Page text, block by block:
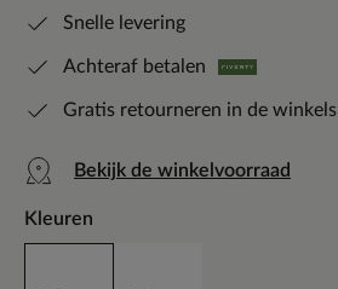
Snelle levering
Achteraf betalen
Gratis retourneren in de winkels
Bekijk de winkelvoorraad
Kleuren